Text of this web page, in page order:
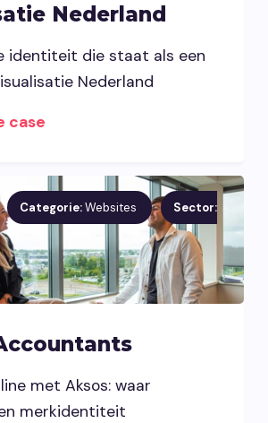
Nederland
identiteit die staat als een
Nederland
case
Categorie:Websites
Sector:
met Aksos: waar
merkidentiteit